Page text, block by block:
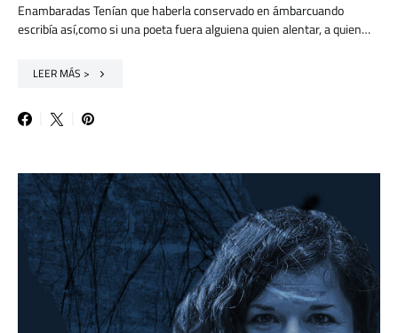
Enambaradas Tenían que haberla conservado en ámbarcuando
escribía así,como si una poeta fuera alguiena quien alentar, a quien…
LEER MÁS >